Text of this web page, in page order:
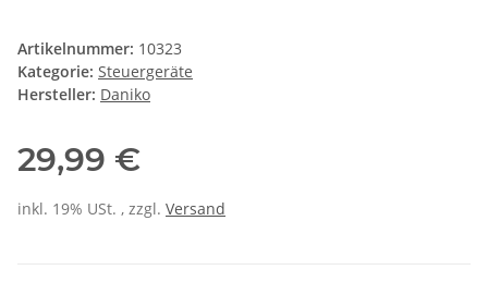
Artikelnummer: 10323
Kategorie: Steuergeräte
Hersteller: Daniko
29,99 €
inkl. 19% USt. , zzgl. Versand